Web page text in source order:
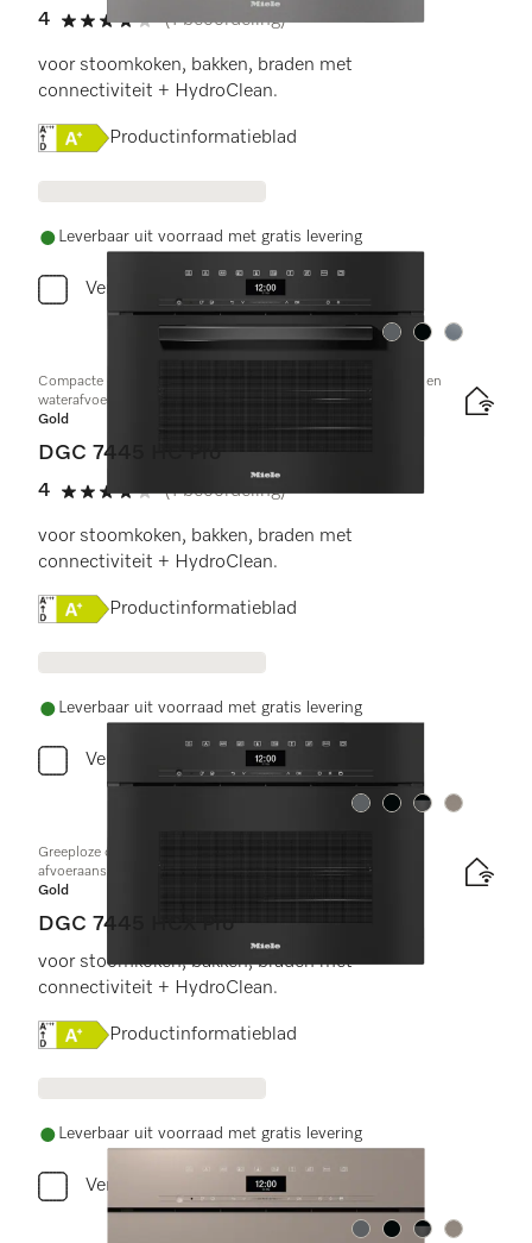
4
4 sterren op 5
(1 beoordeling)
voor stoomkoken, bakken, braden met
connectiviteit + HydroClean.
Online Label Flag, Energielabel
Productinformatieblad
Leverbaar uit voorraad met gratis levering
Vergelijken
Kleur:Kleur:Kleur:
Compacte combi-stoomoven met aansluiting voor vers water en
waterafvoer
Gold
DGC 7445 HC Pro
4
4 sterren op 5
(1 beoordeling)
voor stoomkoken, bakken, braden met
connectiviteit + HydroClean.
Online Label Flag, Energielabel
Productinformatieblad
Leverbaar uit voorraad met gratis levering
Vergelijken
Kleur:Kleur:Kleur:Kleur:
Greeploze compacte combi-stoomoven met toe- en
afvoeraansluiting voor water
Gold
DGC 7445 HCX Pro
voor stoomkoken, bakken, braden met
connectiviteit + HydroClean.
Online Label Flag, Energielabel
Productinformatieblad
Leverbaar uit voorraad met gratis levering
Vergelijken
Kleur:Kleur:Kleur:Kleur: